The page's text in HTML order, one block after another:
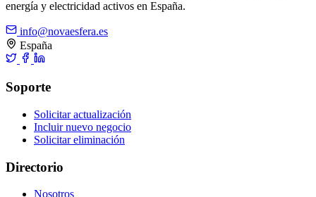
energía y electricidad activos en España.
info@novaesfera.es
España
Soporte
Solicitar actualización
Incluir nuevo negocio
Solicitar eliminación
Directorio
Nosotros